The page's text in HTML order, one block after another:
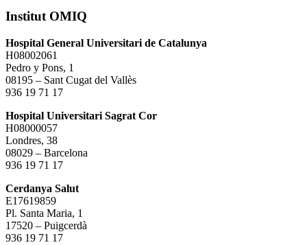
Institut OMIQ
Hospital General Universitari de Catalunya
H08002061
Pedro y Pons, 1
08195 – Sant Cugat del Vallès
936 19 71 17
Hospital Universitari Sagrat Cor
H08000057
Londres, 38
08029 – Barcelona
936 19 71 17
Cerdanya Salut
E17619859
Pl. Santa Maria, 1
17520 – Puigcerdà
936 19 71 17